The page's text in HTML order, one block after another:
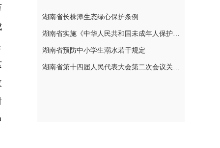
湖南省长株潭生态绿心保护条例
湖南省实施《中华人民共和国未成年人保护法》若干规定
湖南省预防中小学生溺水若干规定
湖南省第十四届人民代表大会第二次会议关于湖南省人民代表大会常务委员会工作报告的决议